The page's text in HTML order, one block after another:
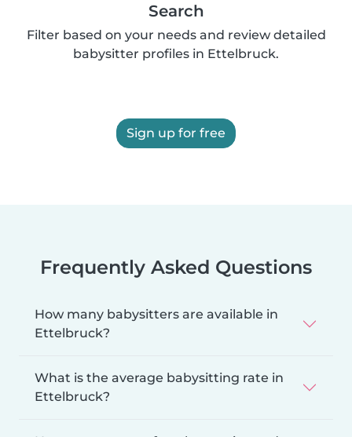
Search
Filter based on your needs and review detailed
babysitter profiles in Ettelbruck.
Sign up for free
Frequently Asked Questions
How many babysitters are available in
Ettelbruck?
What is the average babysitting rate in
Ettelbruck?